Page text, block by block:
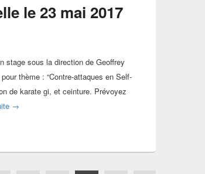
le 23 mai 2017
stage sous la direction de Geoffrey
thème : “Contre-attaques en Self-
de karate gi, et ceinture. Prévoyez
Stage avec Geoffrey Houzelle le 23 mai 2017
→